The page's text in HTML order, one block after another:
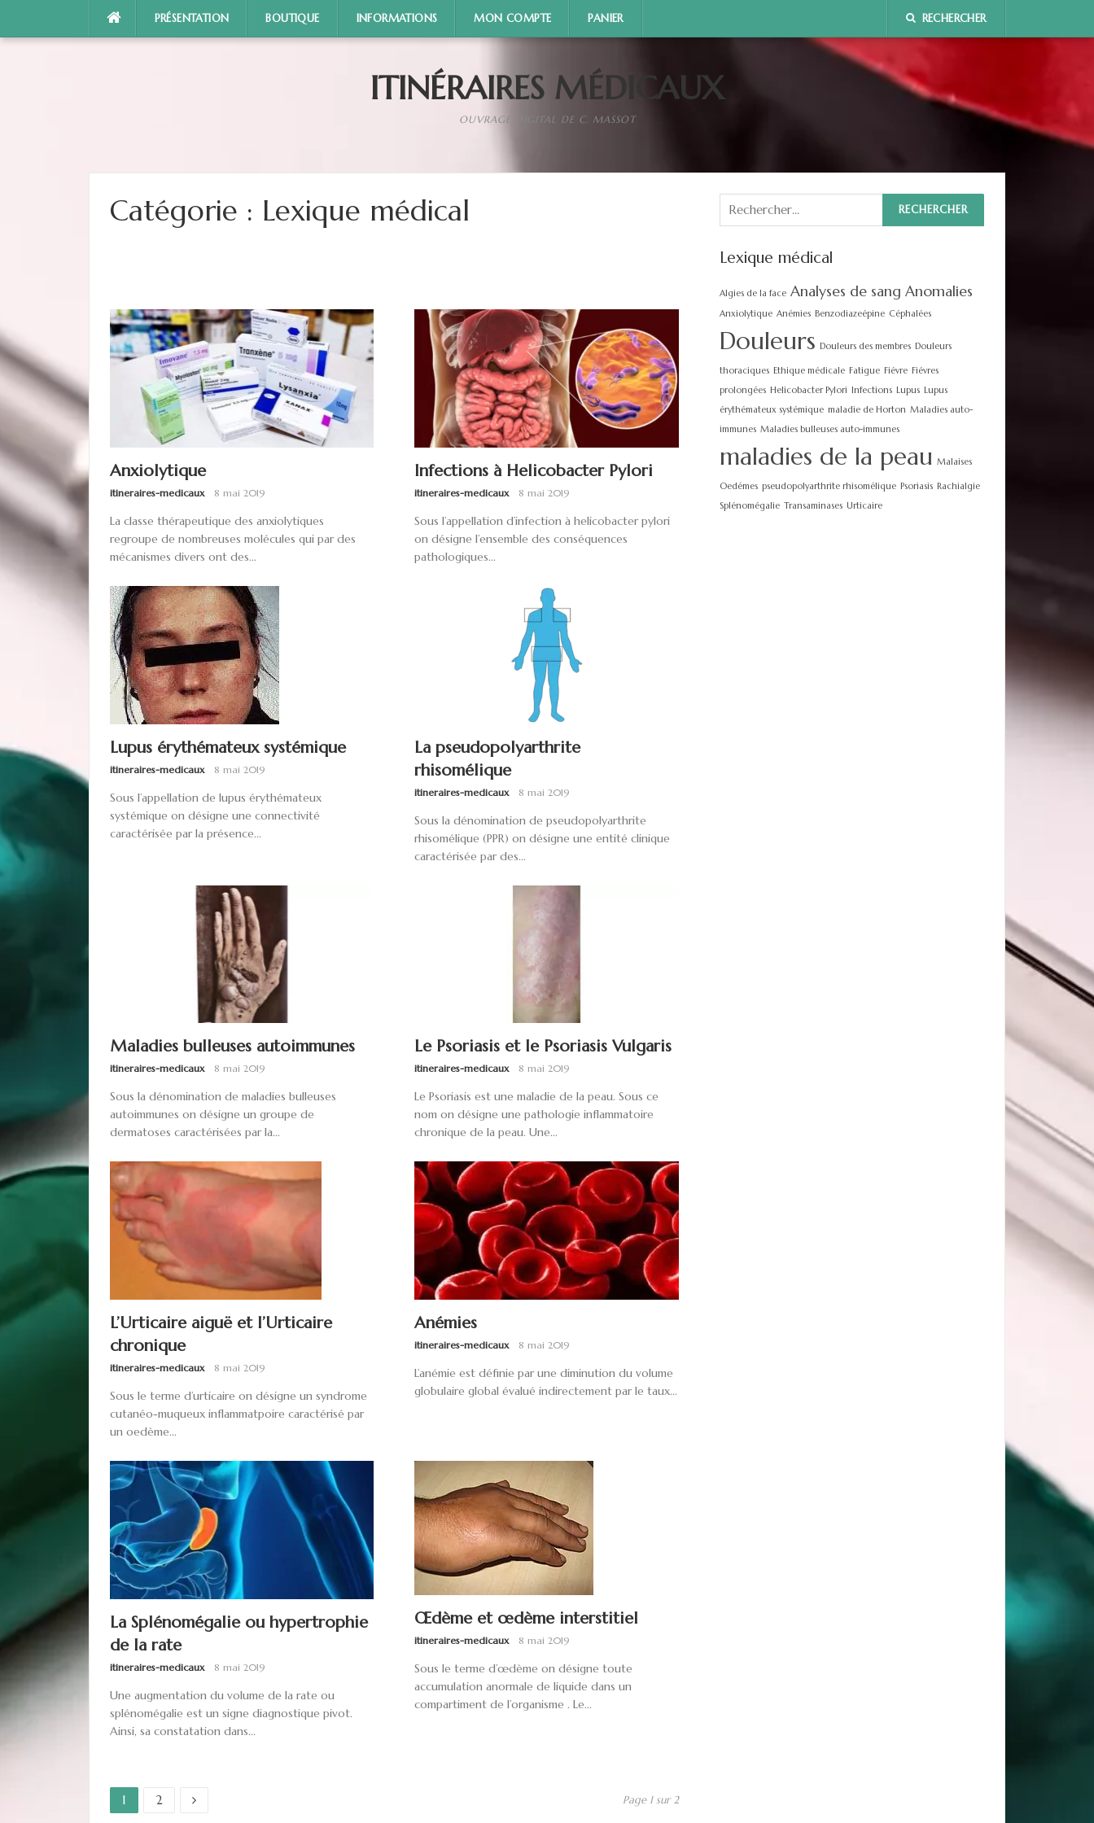
PRÉSENTATION BOUTIQUE INFORMATIONS MON COMPTE PANIER RECHERCHER
ITINÉRAIRES MÉDICAUX
OUVRAGE DIGITAL DE C. MASSOT
Catégorie : Lexique médical
Anxiolytique
itineraires-medicaux 8 mai 2019
La classe thérapeutique des anxiolytiques
regroupe de nombreuses molécules qui par des
mécanismes divers ont des...
Infections à Helicobacter Pylori
itineraires-medicaux 8 mai 2019
Sous l’appellation d’infection à helicobacter pylori
on désigne l’ensemble des conséquences
pathologiques...
Lupus érythémateux systémique
itineraires-medicaux 8 mai 2019
Sous l’appellation de lupus érythémateux
systémique on désigne une connectivité
caractérisée par la présence...
La pseudopolyarthrite
rhisomélique
itineraires-medicaux 8 mai 2019
Sous la dénomination de pseudopolyarthrite
rhisomélique (PPR) on désigne une entité clinique
caractérisée par des...
Maladies bulleuses autoimmunes
itineraires-medicaux 8 mai 2019
Sous la dénomination de maladies bulleuses
autoimmunes on désigne un groupe de
dermatoses caractérisées par la...
Le Psoriasis et le Psoriasis Vulgaris
itineraires-medicaux 8 mai 2019
Le Psoriasis est une maladie de la peau. Sous ce
nom on désigne une pathologie inflammatoire
chronique de la peau. Une...
L’Urticaire aiguë et l’Urticaire
chronique
itineraires-medicaux 8 mai 2019
Sous le terme d’urticaire on désigne un syndrome
cutanéo-muqueux inflammatpoire caractérisé par
un oedème...
Anémies
itineraires-medicaux 8 mai 2019
L’anémie est définie par une diminution du volume
globulaire global évalué indirectement par le taux...
La Splénomégalie ou hypertrophie
de la rate
itineraires-medicaux 8 mai 2019
Une augmentation du volume de la rate ou
splénomégalie est un signe diagnostique pivot.
Ainsi, sa constatation dans...
Œdème et œdème interstitiel
itineraires-medicaux 8 mai 2019
Sous le terme d’œdème on désigne toute
accumulation anormale de liquide dans un
compartiment de l’organisme . Le...
Pagination
Page
1
Page
2 Page 1 sur 2
Rechercher :
Lexique médical
Algies de la face Analyses de sang Anomalies
Anxiolytique Anémies Benzodiazeépine Céphalées
Douleurs Douleurs des membres Douleurs
thoraciques Ethique médicale Fatigue Fiévre Fiévres
prolongées Helicobacter Pylori Infections Lupus Lupus
érythémateux systémique maladie de Horton Maladies auto-
immunes Maladies bulleuses auto-immunes
maladies de la peau Malaises
Oedémes pseudopolyarthrite rhisomélique Psoriasis Rachialgie
Splénomégalie Transaminases Urticaire